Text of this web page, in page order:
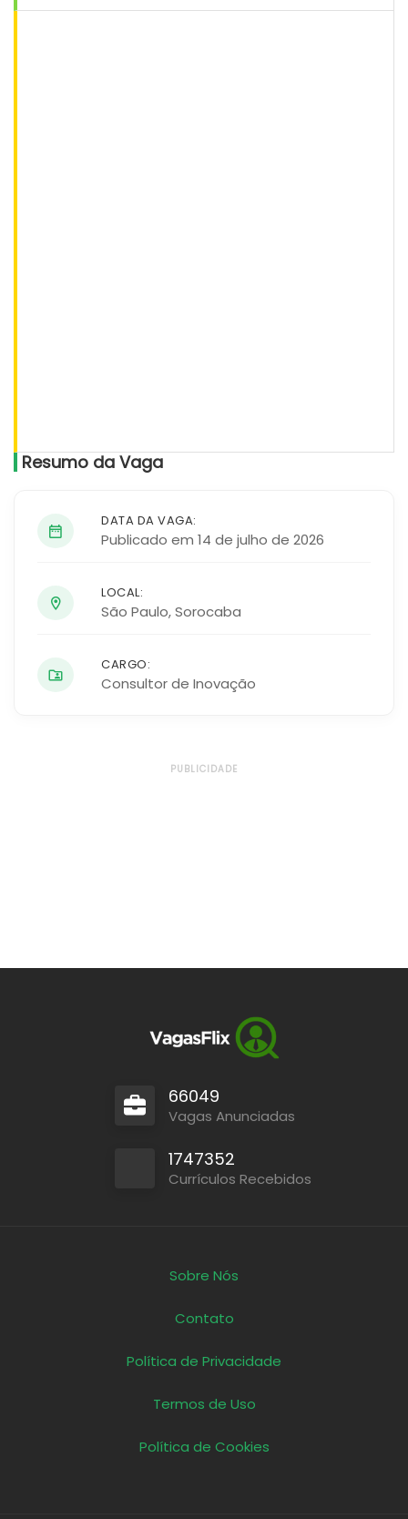
Resumo da Vaga
DATA DA VAGA:
Publicado em 14 de julho de 2026
LOCAL:
São Paulo,Sorocaba
CARGO:
Consultor de Inovação
PUBLICIDADE
66049
Vagas Anunciadas
1747352
Currículos Recebidos
Sobre Nós
Contato
Política de Privacidade
Termos de Uso
Política de Cookies